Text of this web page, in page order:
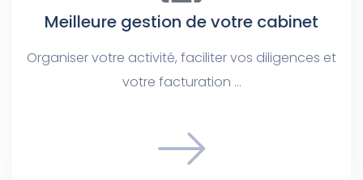
Meilleure gestion de votre cabinet
Organiser votre activité, faciliter vos diligences et
votre facturation …